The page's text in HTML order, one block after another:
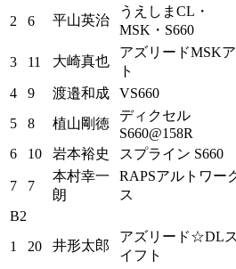
2 6 平山英治
うえしまCL・
MSK・S660
3 11 大崎真也
アズリードMSK
ト
4 9 渡邉和成 VS660
5
8 植山剛徳
ディクセル
S660@158R
6
10 岩本裕史 スプライン S660
7 7
本村幸一
朗
RAPSアルトワー
ス
B2
1
20 井形太郎
アズリード☆DLス
イフト